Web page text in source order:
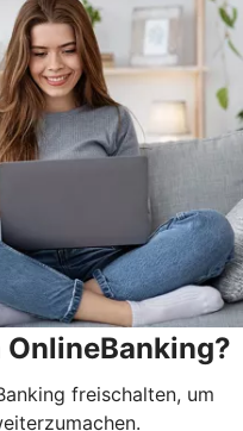
freischalten, um